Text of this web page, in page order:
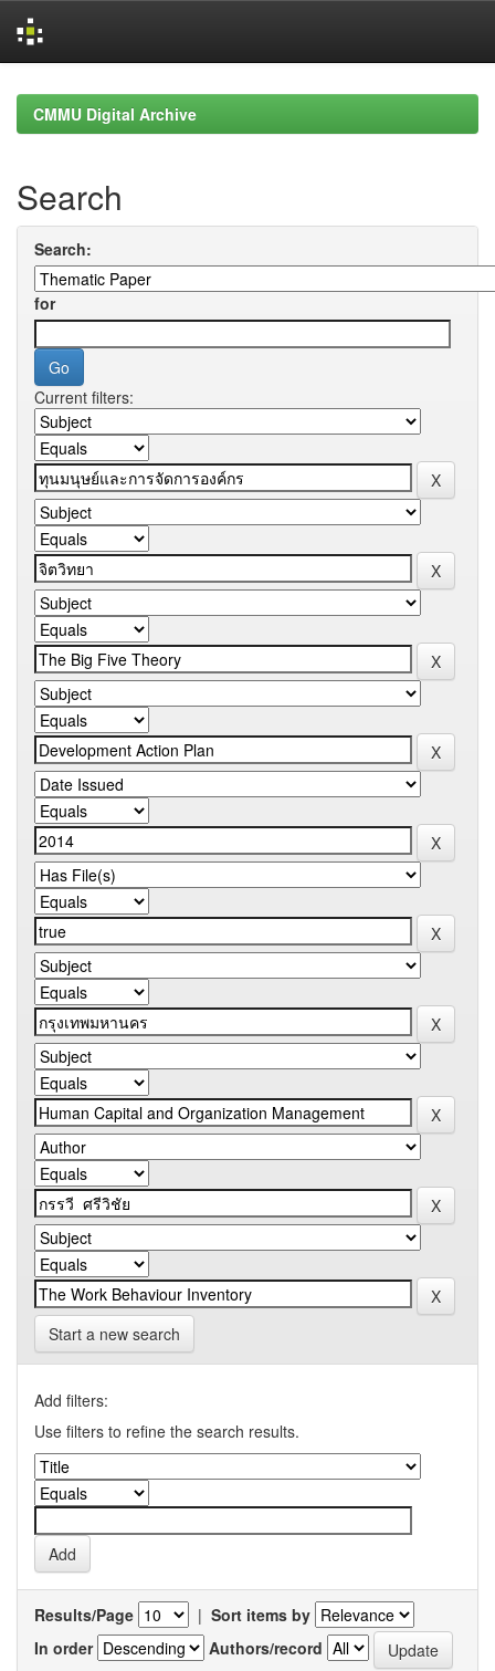
navigationCMMU Digital Archive
Search
Search:
for
Current filters:
Start a new search
Add filters:
Use filters to refine the search results.
Results/Page | Sort items by
In order
Authors/record